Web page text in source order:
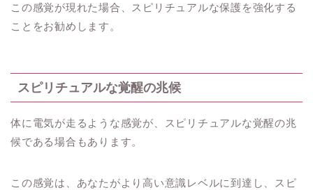
この感覚が現れた場合、スピリチュアルな保護を強化する
ことをお勧めします。
スピリチュアルな覚醒の兆候
体に電気が走るような感覚が、スピリチュアルな覚醒の兆
候である場合もあります。
この感覚は、あなたがより高い意識レベルに到達し、スピ